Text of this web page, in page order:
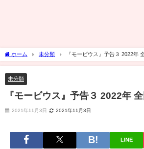
ホーム 未分類 『モービウス』予告３ 2022年
未分類
『モービウス』予告３ 2022年
2021年11月3日 2021年11月3日
LINE